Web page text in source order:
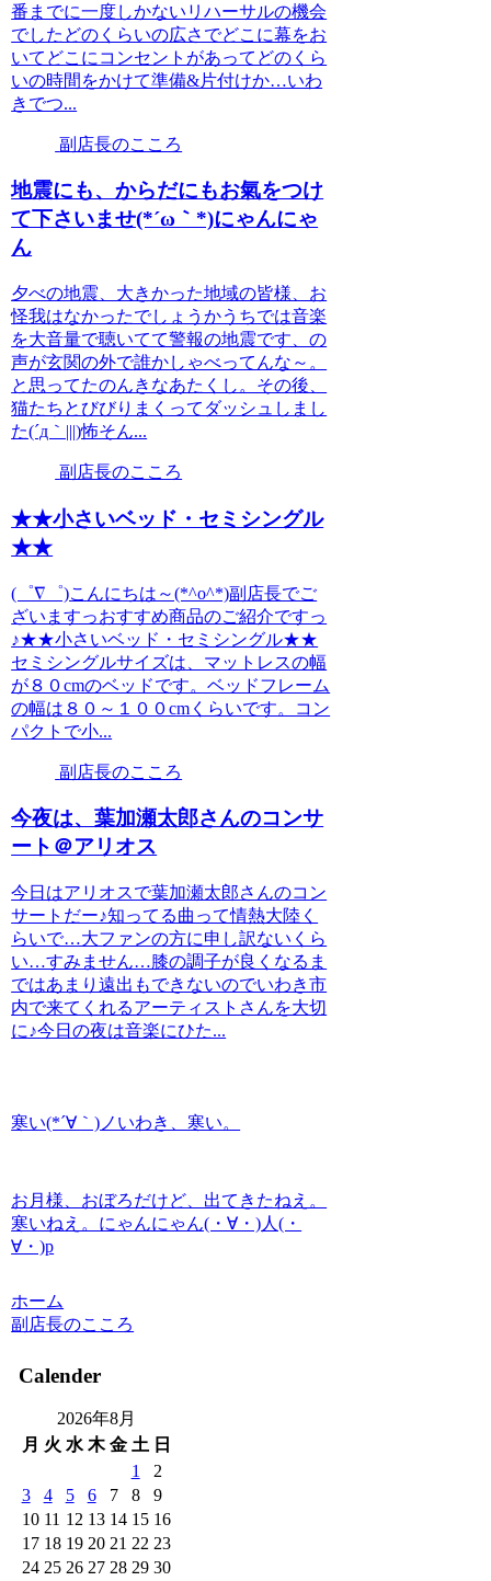
番までに一度しかないリハーサルの機会
でしたどのくらいの広さでどこに幕をお
いてどこにコンセントがあってどのくら
いの時間をかけて準備&片付けか…いわ
きでつ...
副店長のこころ
地震にも、からだにもお氣をつけ
て下さいませ(*´ω｀*)にゃんにゃ
ん
夕べの地震、大きかった地域の皆様、お
怪我はなかったでしょうかうちでは音楽
を大音量で聴いてて警報の地震です、の
声が玄関の外で誰かしゃべってんな～。
と思ってたのんきなあたくし。その後、
猫たちとびびりまくってダッシュしまし
た(´д｀|||)怖そん...
副店長のこころ
★★小さいベッド・セミシングル
★★
(゜∇゜)こんにちは～(*^o^*)副店長でご
ざいますっおすすめ商品のご紹介ですっ
♪★★小さいベッド・セミシングル★★
セミシングルサイズは、マットレスの幅
が８０cmのベッドです。ベッドフレーム
の幅は８０～１００cmくらいです。コン
パクトで小...
副店長のこころ
今夜は、葉加瀬太郎さんのコンサ
ート＠アリオス
今日はアリオスで葉加瀬太郎さんのコン
サートだー♪知ってる曲って情熱大陸く
らいで…大ファンの方に申し訳ないくら
い…すみません…膝の調子が良くなるま
ではあまり遠出もできないのでいわき市
内で来てくれるアーティストさんを大切
に♪今日の夜は音楽にひた...
寒い(*´∀｀)ノいわき、寒い。
お月様、おぼろだけど、出てきたねえ。
寒いねえ。にゃんにゃん(・∀・)人(・
∀・)p
ホーム
副店長のこころ
Calender
2026年8月
月 火 水 木 金 土 日
1
2
3
4 5 6 7 8
9
10 11 12 13 14 15 16
17 18 19 20 21 22 23
24 25 26 27 28 29 30